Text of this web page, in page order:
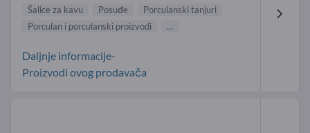
Šalice za kavu Posuđe
Porculanski tanjuri
Porculan i porculanski proizvodi
...
Daljnje informacije-
Proizvodi ovog prodavača